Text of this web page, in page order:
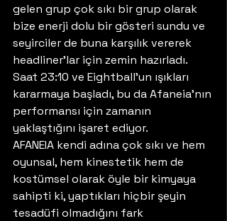
gelen grup çok sıkı bir grup olarak
bize enerji dolu bir gösteri sundu ve
seyirciler de buna karşılık vererek
headliner’lar için zemin hazırladı.
Saat 23:10 ve Eightball’un ışıkları
kararmaya başladı, bu da Afaneia’nın
performansı için zamanın
yaklaştığını işaret ediyor.
AFANEIA kendi adına çok sıkı ve hem
oyunsal, hem kinestetik hem de
kostümsel olarak öyle bir kimyaya
sahipti ki, yaptıkları hiçbir şeyin
tesadüfi olmadığını fark